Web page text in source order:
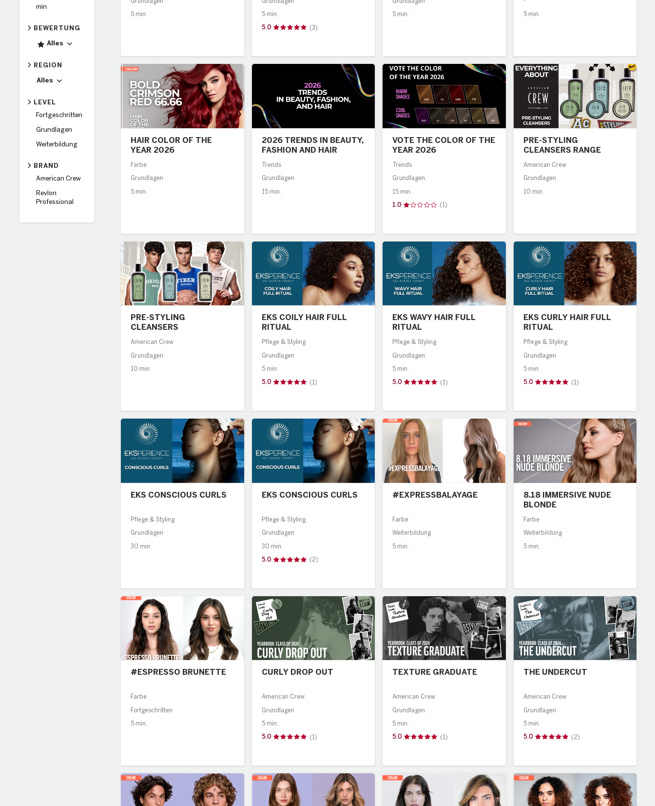
min
BEWERTUNG
Alles
Aufklappen
REGION
Alles
Aufklappen
LEVEL
Fortgeschritten
Grundlagen
Weiterbildung
BRAND
American Crew
Revlon
Professional
Grundlagen
5 min.
Grundlagen
5 min.
5.0 (3)
Grundlagen
5 min.
-
5 min.
HAIR COLOR OF THE
YEAR 2026
Farbe
Grundlagen
5 min.
2026 TRENDS IN BEAUTY,
FASHION AND HAIR
Trends
Grundlagen
15 min.
VOTE THE COLOR OF THE
YEAR 2026
Trends
Grundlagen
15 min.
1.0 (1)
PRE-STYLING
CLEANSERS RANGE
American Crew
Grundlagen
10 min.
PRE-STYLING
CLEANSERS
American Crew
Grundlagen
10 min.
EKS COILY HAIR FULL
RITUAL
Pflege & Styling
Grundlagen
5 min.
5.0 (1)
EKS WAVY HAIR FULL
RITUAL
Pflege & Styling
Grundlagen
5 min.
5.0 (1)
EKS CURLY HAIR FULL
RITUAL
Pflege & Styling
Grundlagen
5 min.
5.0 (1)
EKS CONSCIOUS CURLS
Pflege & Styling
Grundlagen
30 min.
EKS CONSCIOUS CURLS
Pflege & Styling
Grundlagen
30 min.
5.0 (2)
#EXPRESSBALAYAGE
Farbe
Weiterbildung
5 min.
8.18 IMMERSIVE NUDE
BLONDE
Farbe
Weiterbildung
5 min.
#ESPRESSO BRUNETTE
Farbe
Fortgeschritten
5 min.
CURLY DROP OUT
American Crew
Grundlagen
5 min.
5.0 (1)
TEXTURE GRADUATE
American Crew
Grundlagen
5 min.
5.0 (1)
THE UNDERCUT
American Crew
Grundlagen
5 min.
5.0 (2)